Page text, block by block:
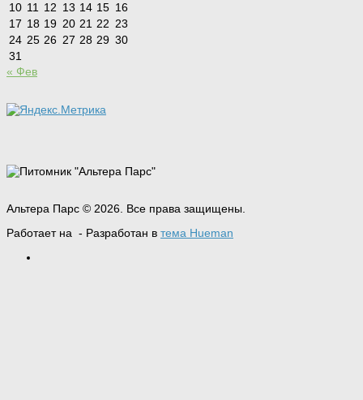
10 11 12 13 14 15 16
17 18 19 20 21 22 23
24 25 26 27 28 29 30
31
« Фев
Альтера Парс © 2026. Все права защищены.
Работает на - Разработан в тема Hueman